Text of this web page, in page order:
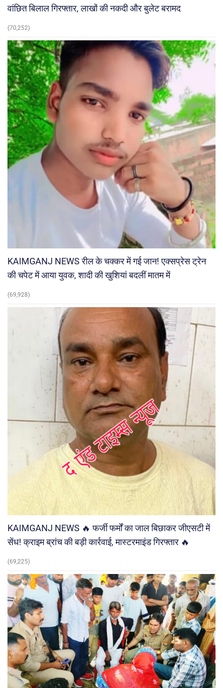
वांछित बिलाल गिरफ्तार, लाखों की नकदी और बुलेट बरामद
(70,252)
KAIMGANJ NEWS रील के चक्कर में गई जान! एक्सप्रेस ट्रेन
की चपेट में आया युवक, शादी की खुशियां बदलीं मातम में
(69,928)
KAIMGANJ NEWS 🔥 फर्जी फर्मों का जाल बिछाकर जीएसटी में
सेंध! क्राइम ब्रांच की बड़ी कार्रवाई, मास्टरमाइंड गिरफ्तार 🔥
(69,225)